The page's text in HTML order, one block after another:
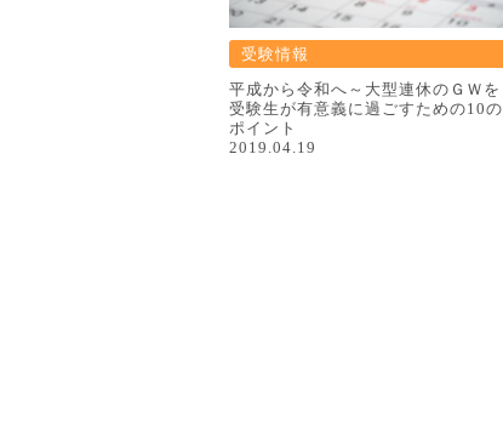
受験情報
平成から令和へ～大型連休のＧＷを
受験生が有意義に過ごすための10の
ポイント
2019.04.19